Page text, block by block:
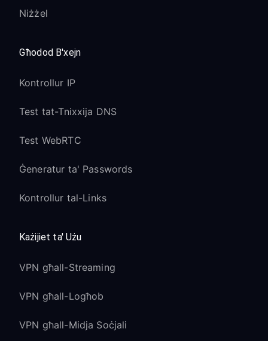
Niżżel
Għodod B'xejn
Kontrollur IP
Test tat-Tnixxija DNS
Test WebRTC
Ġeneratur ta' Passwords
Kontrollur tal-Links
Każijiet ta' Użu
VPN għall-Streaming
VPN għall-Logħob
VPN għall-Midja Soċjali